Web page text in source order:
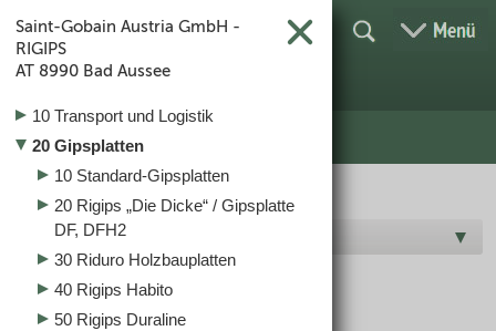
Hersteller O-S
Saint-Gobain Austria GmbH -
RIGIPS
AT 8990 Bad Aussee
10 Transport und Logistik
20 Gipsplatten
10 Standard-Gipsplatten
20 Rigips „Die Dicke“ / Gipsplatte
DF, DFH2
30 Riduro Holzbauplatten
40 Rigips Habito
50 Rigips Duraline
Clima Top und Climafit